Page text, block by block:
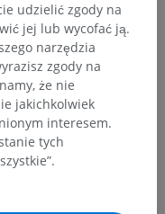
udzielić zgody na
jej lub wycofać ją.
narzędzia
zgody na
że nie
jakichkolwiek
interesem.
tych